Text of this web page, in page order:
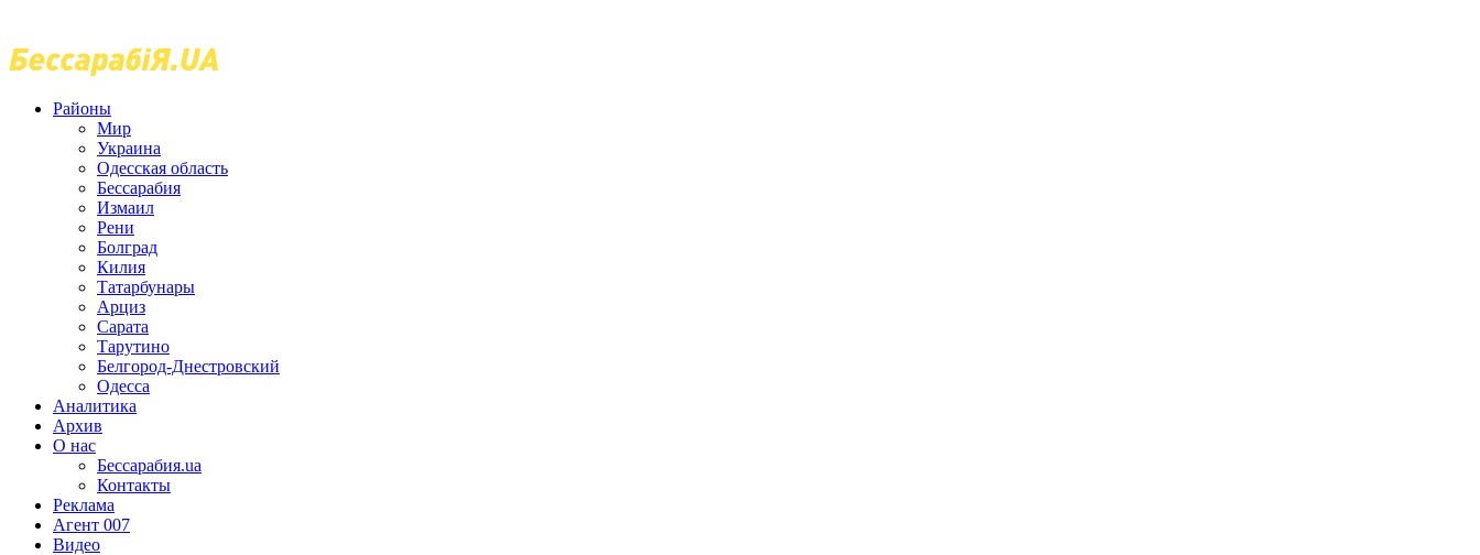
Районы
Мир
Украина
Одесская область
Бессарабия
Измаил
Рени
Болград
Килия
Татарбунары
Арциз
Сарата
Тарутино
Белгород-Днестровский
Одесса
Аналитика
Архив
О нас
Бессарабия.ua
Контакты
Реклама
Агент 007
Видео